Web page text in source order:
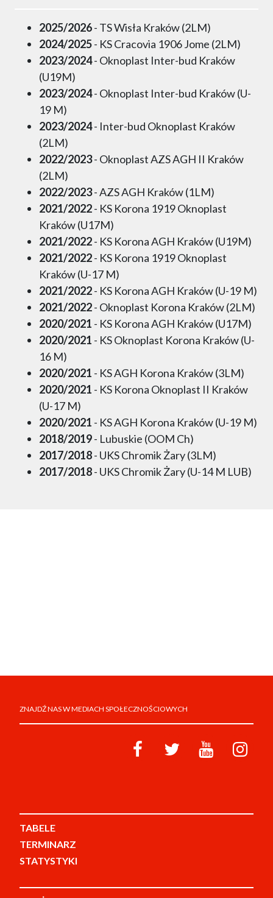
2025/2026- TS Wisła Kraków (2LM)
2024/2025- KS Cracovia 1906 Jome (2LM)
2023/2024- Oknoplast Inter-bud Kraków
(U19M)
2023/2024- Oknoplast Inter-bud Kraków (U-
19 M)
2023/2024- Inter-bud Oknoplast Kraków
(2LM)
2022/2023- Oknoplast AZS AGH II Kraków
(2LM)
2022/2023- AZS AGH Kraków (1LM)
2021/2022- KS Korona 1919 Oknoplast
Kraków (U17M)
2021/2022- KS Korona AGH Kraków (U19M)
2021/2022- KS Korona 1919 Oknoplast
Kraków (U-17 M)
2021/2022- KS Korona AGH Kraków (U-19 M)
2021/2022- Oknoplast Korona Kraków (2LM)
2020/2021 - KS Korona AGH Kraków (U17M)
2020/2021 - KS Oknoplast Korona Kraków (U-
16 M)
2020/2021 - KS AGH Korona Kraków (3LM)
2020/2021 - KS Korona Oknoplast II Kraków
(U-17 M)
2020/2021 - KS AGH Korona Kraków (U-19 M)
2018/2019- Lubuskie (OOM Ch)
2017/2018- UKS Chromik Żary (3LM)
2017/2018- UKS Chromik Żary (U-14 M LUB)
ZNAJDŹ NAS W MEDIACH SPOŁECZNOŚCIOWYCH
TABELE
TERMINARZ
STATYSTYKI